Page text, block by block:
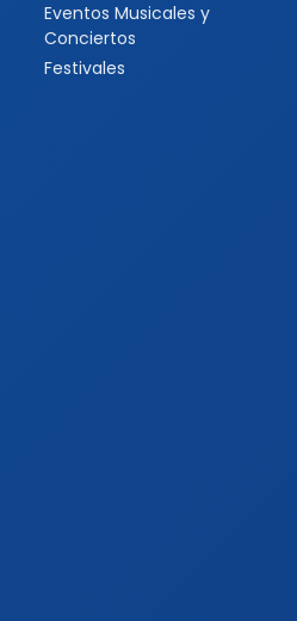
Eventos Musicales y
Conciertos
Festivales